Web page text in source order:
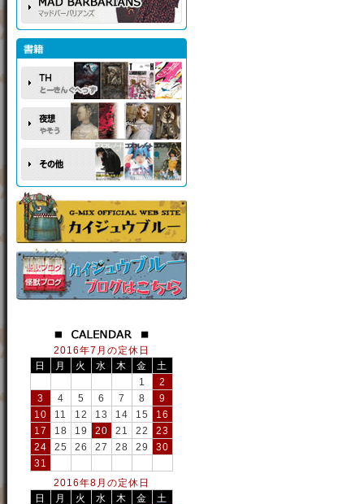
2016年7月の定休日
日
月 火 水 木 金
土
1
2
3
4 5 6 7 8
9
10
11 12 13 14 15
16
17
18 19 20 21 22
23
24
25 26 27 28 29
30
31
2016年8月の定休日
日
月 火 水 木 金
土